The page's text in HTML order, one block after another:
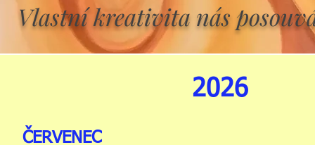
2026
ČERVENEC
Vlastní kreativita nás